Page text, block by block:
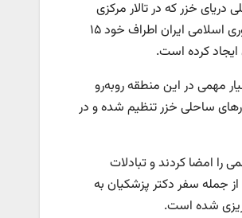
خزر که در تالار مرکزی
رشت برگزار شد، با اشاره به اهمیت جایگاه ایران در دو حوزه آبی خلیج فارس و دریای خزر اظهار کرد: جمهوری اسلامی ایران اطراف خود ۱۵
ایجاد کرده است.
مهمی در این منطقه روبه‌رو
ساحلی خزر تنظیم شده و در
شد: سال گذشته رؤسای جمهور ۲ کشور توافقات مهمی را امضا کردند و تبادلات
از جمله سفر دکتر پزشکیان به
شده است.